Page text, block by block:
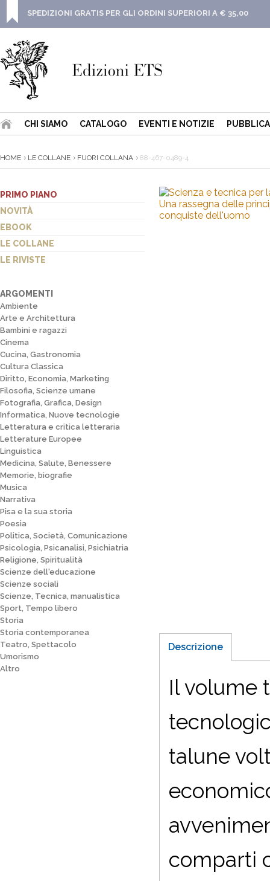
SPEDIZIONI GRATIS PER GLI ORDINI SUPERIORI A € 35,00
CHI SIAMO CATALOGO EVENTI E NOTIZIE
HOME LE COLLANE FUORI COLLANA 88-467-0489-4
PRIMO PIANO
NOVITÀ
EBOOK
LE COLLANE
LE RIVISTE
ARGOMENTI
Ambiente
Arte e Architettura
Bambini e ragazzi
Cinema
Cucina, Gastronomia
Cultura Classica
Diritto, Economia, Marketing
Filosofia, Scienze umane
Fotografia, Grafica, Design
Informatica, Nuove tecnologie
Letteratura e critica letteraria
Letterature Europee
Linguistica
Medicina, Salute, Benessere
Memorie, biografie
Musica
Narrativa
Pisa e la sua storia
Poesia
Politica, Società, Comunicazione
Psicologia, Psicanalisi, Psichiatria
Religione, Spiritualità
Scienze dell'educazione
Scienze sociali
Scienze, Tecnica, manualistica
Sport, Tempo libero
Storia
Storia contemporanea
Teatro, Spettacolo
Umorismo
Altro
Descrizione
Il volume
talune
comparti